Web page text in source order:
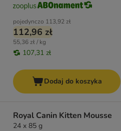
pojedynczo 113,92 zł
112,96 zł
55,36 zł / kg
107,31 zł
Dodaj do koszyka
Royal Canin Kitten Mousse
24 x 85 g